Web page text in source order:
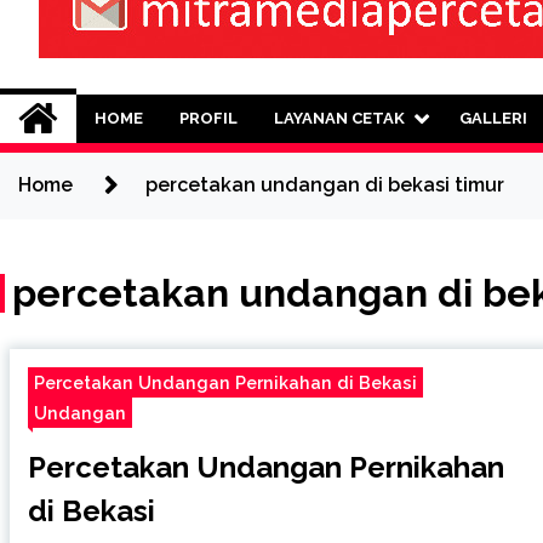
Mitra Media
0813-1670-6191 (Call/WA)
HOME PROFIL LAYANAN CETAK GALLERI
Home percetakan undangan di bekasi timur
percetakan undangan di
Percetakan Undangan Pernikahan di Bekasi
Undangan
Percetakan Undangan Pernikahan
di Bekasi